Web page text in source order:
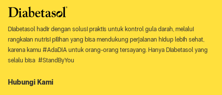
Diabetasol hadir dengan solusi praktis untuk kontrol gula darah, melalui
rangkaian nutrisi pilihan yang bisa mendukung perjalanan hidup lebih sehat,
karena kamu #AdaDIA untuk orang-orang tersayang. Hanya Diabetasol yang
selalu bisa #StandByYou
Hubungi Kami